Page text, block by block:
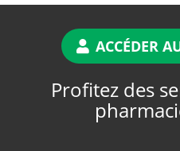
ACCÉDER
Profitez des